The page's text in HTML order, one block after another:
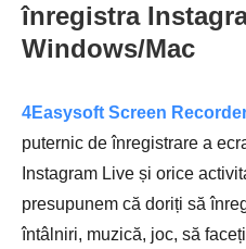
înregistra
Windows/Mac
4Easysoft Screen
puternic de înregistrare a
Instagram Live și orice
presupunem că doriți să
întâlniri, muzică, joc, să